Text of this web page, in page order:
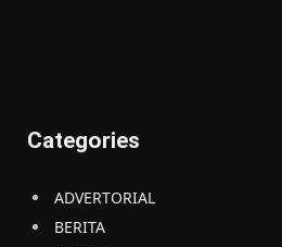
Categories
ADVERTORIAL
BERITA